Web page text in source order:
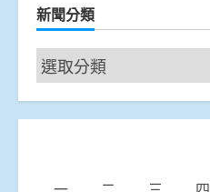
新聞分類
新
聞
分